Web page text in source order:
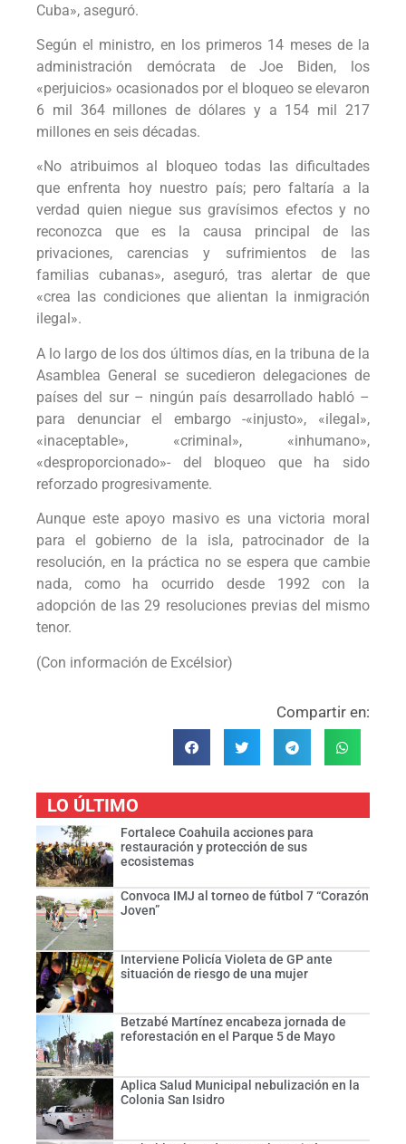
Cuba», aseguró.
Según el ministro, en los primeros 14 meses de la
administración demócrata de Joe Biden, los
«perjuicios» ocasionados por el bloqueo se elevaron
6 mil 364 millones de dólares y a 154 mil 217
millones en seis décadas.
«No atribuimos al bloqueo todas las dificultades
que enfrenta hoy nuestro país; pero faltaría a la
verdad quien niegue sus gravísimos efectos y no
reconozca que es la causa principal de las
privaciones, carencias y sufrimientos de las
familias cubanas», aseguró, tras alertar de que
«crea las condiciones que alientan la inmigración
ilegal».
A lo largo de los dos últimos días, en la tribuna de la
Asamblea General se sucedieron delegaciones de
países del sur – ningún país desarrollado habló –
para denunciar el embargo -«injusto», «ilegal»,
«inaceptable», «criminal», «inhumano»,
«desproporcionado»- del bloqueo que ha sido
reforzado progresivamente.
Aunque este apoyo masivo es una victoria moral
para el gobierno de la isla, patrocinador de la
resolución, en la práctica no se espera que cambie
nada, como ha ocurrido desde 1992 con la
adopción de las 29 resoluciones previas del mismo
tenor.
(Con información de Excélsior)
Compartir en:
LO ÚLTIMO
Fortalece Coahuila acciones para
restauración y protección de sus
ecosistemas
Convoca IMJ al torneo de fútbol 7 “Corazón
Joven”
Interviene Policía Violeta de GP ante
situación de riesgo de una mujer
Betzabé Martínez encabeza jornada de
reforestación en el Parque 5 de Mayo
Aplica Salud Municipal nebulización en la
Colonia San Isidro